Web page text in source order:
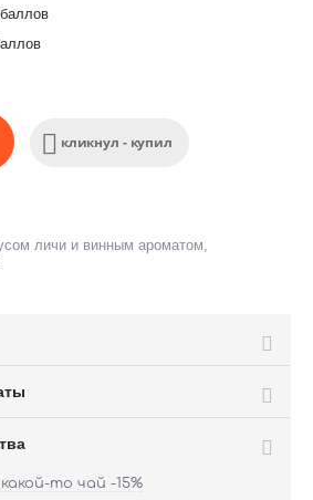
кликнул - купил
личи и винным ароматом,
то чай -15%